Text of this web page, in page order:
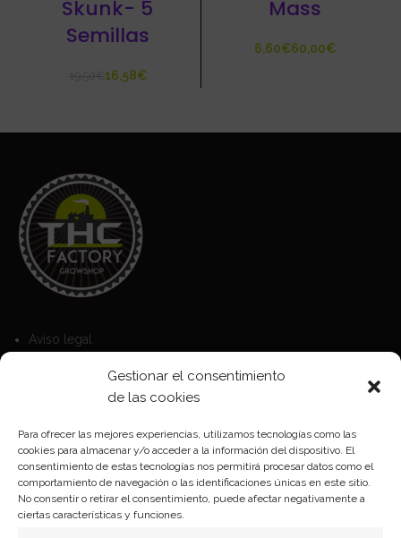
Gestionar el consentimiento
de las cookies
Para ofrecer las mejores experiencias, utilizamos tecnologías como las
cookies para almacenar y/o acceder a la información del dispositivo. El
consentimiento de estas tecnologías nos permitirá procesar datos como el
comportamiento de navegación o las identificaciones únicas en este sitio.
No consentir o retirar el consentimiento, puede afectar negativamente a
ciertas características y funciones.
Skunk- 5
Semillas
16,58€
Mass
€ €
Aviso legal
Política de Cookies
Política de privacidad
Formas de pago
Plazos y condiciones de envio
Politica de devoluciones